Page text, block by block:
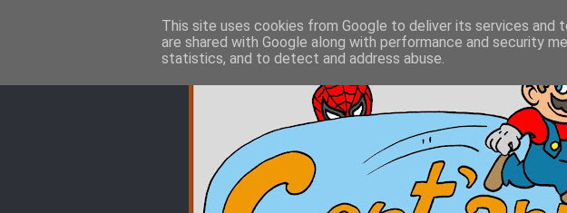
This site uses cookies from Google to deliver its services and
are shared with Google along with performance and security
statistics, and to detect and address abuse.